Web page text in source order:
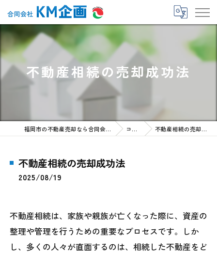
不動産相続の売却成功法
福岡市の不動産売却なら合同会社KM企画 コラム 不動産相続の売却成功法
不動産相続の売却成功法
2025/08/19
不動産相続は、家族や親族が亡くなった際に、資産の
整理や管理を行うための重要なプロセスです。しか
し、多くの人々が直面するのは、相続した不動産をど